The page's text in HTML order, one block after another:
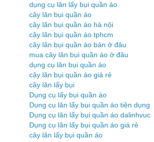
dụng cụ lăn lấy bụi quần áo
cây lăn bụi quần áo
cây lăn bụi quần áo hà nội
cây lăn bụi quần áo tphcm
cây lăn bụi quần áo bán ở đâu
mua cây lăn bụi quần áo ở đâu
dụng cụ lăn bụi quần áo
cây lăn bụi quần áo giá rẻ
cây lăn lấy bụi
Dụng cụ lấy bụi quần áo
Dụng cụ lăn lấy bụi quần áo tiện dụng
Dụng cụ lăn lấy bụi quần áo dalinhvuc
Dụng cụ lăn lấy bụi quần áo giá rẻ
cây lăn lấy bụi quần áo